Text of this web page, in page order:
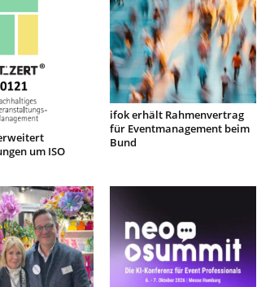
um ISO
ifok erhält Rahmenvertrag
für Eventmanagement beim
Bund